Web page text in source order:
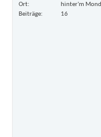
Ort
hinter'm Mond
Beiträge
16